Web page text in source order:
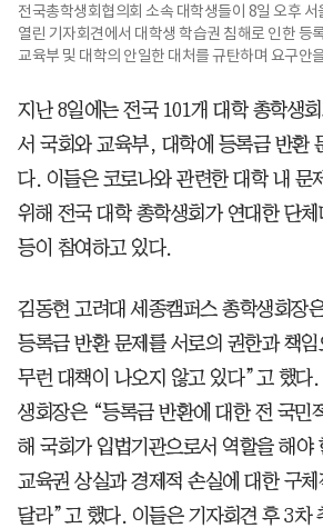
전국총학생회협의회 소속 대학생들이 8일 오후 서
열린 기자회견에서 대학생 학습권 침해로 인한 등
교육부 및 대학의 안일한 대처를 규탄하며 요구안
지난 8일에는 전국 101개 대학 총학생
서 국회와 교육부, 대학에 등록금 반환
다. 이들은 코로나와 관련한 대학 내 문
위해 전국 대학 총학생회가 연대한 단
등이 참여하고 있다.
김동현 고려대 세종캠퍼스 총학생회장
등록금 반환 문제를 서로의 권한과 책
무런 대책이 나오지 않고 있다”고 했다
생회장은 “등록금 반환에 대한 전 국민
해 국회가 입법기관으로서 역할을 해야
교육권 상실과 경제적 손실에 대한 구체
달라”고 했다. 이들은 기자회견 후 3차